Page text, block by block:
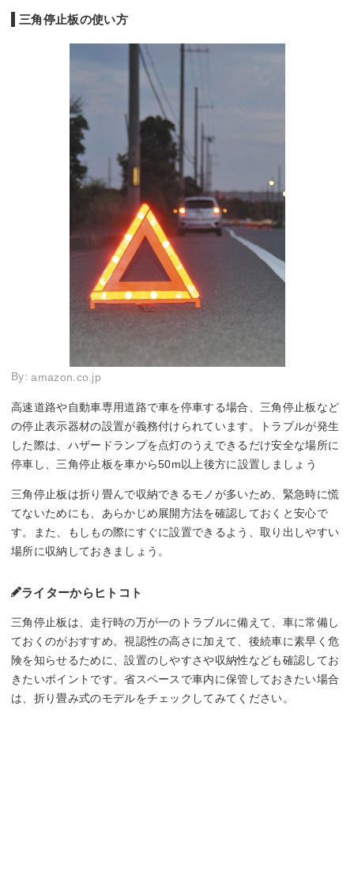
三角停止板の使い方
By:amazon.co.jp
高速道路や自動車専用道路で車を停車する場合、三角停止板など
の停止表示器材の設置が義務付けられています。トラブルが発生
した際は、ハザードランプを点灯のうえできるだけ安全な場所に
停車し、三角停止板を車から50m以上後方に設置しましょう
三角停止板は折り畳んで収納できるモノが多いため、緊急時に慌
てないためにも、あらかじめ展開方法を確認しておくと安心で
す。また、もしもの際にすぐに設置できるよう、取り出しやすい
場所に収納しておきましょう。
ライターからヒトコト
三角停止板は、走行時の万が一のトラブルに備えて、車に常備し
ておくのがおすすめ。視認性の高さに加えて、後続車に素早く危
険を知らせるために、設置のしやすさや収納性なども確認してお
きたいポイントです。省スペースで車内に保管しておきたい場合
は、折り畳み式のモデルをチェックしてみてください。